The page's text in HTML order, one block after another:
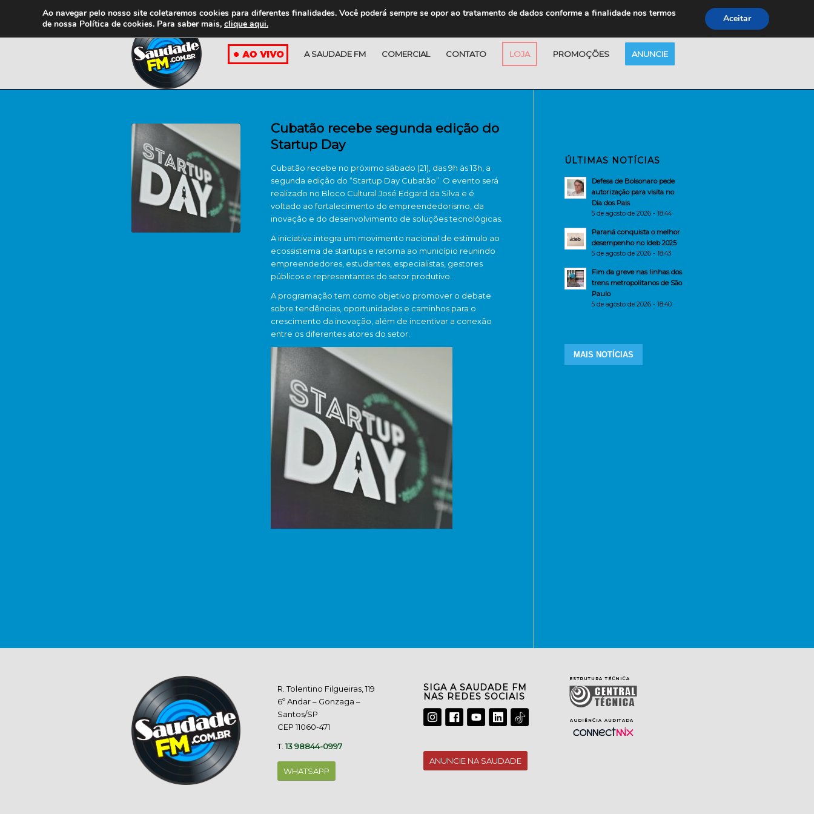
A SAUDADE FM COMERCIAL CONTATO LOJA PROMOÇÕES ANUNCIE
Cubatão recebe segunda edição do
Startup Day
Cubatão recebe no próximo sábado (21), das 9h às 13h, a
segunda edição do “Startup Day Cubatão”. O evento será
realizado no Bloco Cultural José Edgard da Silva e é
voltado ao fortalecimento do empreendedorismo, da
inovação e do desenvolvimento de soluções tecnológicas.
A iniciativa integra um movimento nacional de estímulo ao
ecossistema de startups e retorna ao município reunindo
empreendedores, estudantes, especialistas, gestores
públicos e representantes do setor produtivo.
A programação tem como objetivo promover o debate
sobre tendências, oportunidades e caminhos para o
crescimento da inovação, além de incentivar a conexão
entre os diferentes atores do setor.
ÚLTIMAS NOTÍCIAS
Defesa de Bolsonaro pede
autorização para visita no
Dia dos Pais
5 de agosto de 2026 - 18:44
Paraná conquista o melhor
desempenho no Ideb 2025
5 de agosto de 2026 - 18:43
Fim da greve nas linhas dos
trens metropolitanos de São
Paulo
5 de agosto de 2026 - 18:40
MAIS NOTÍCIAS
R. Tolentino Filgueiras, 119
6º Andar – Gonzaga –
Santos/SP
CEP 11060-471
T.13 98844-0997
WHATSAPP
SIGA A SAUDADE FM
NAS REDES SOCIAIS
ANUNCIE NA SAUDADE
Ao navegar pelo nosso site coletaremos cookies para diferentes finalidades. Você poderá sempre se opor ao tratamento de dados conforme a finalidade nos termos
de nossa Política de cookies. Para saber mais, clique aqui. Aceitar